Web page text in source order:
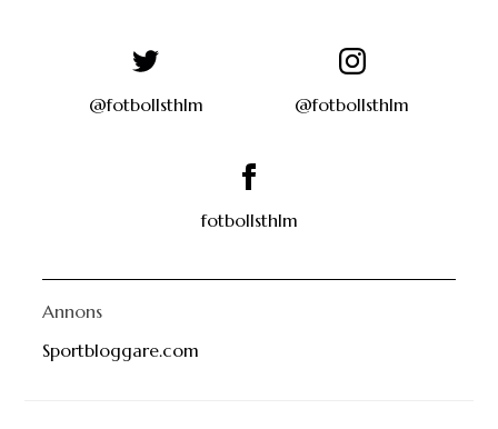
@fotbollsthlm @fotbollsthlm
fotbollsthlm
Annons
Sportbloggare.com